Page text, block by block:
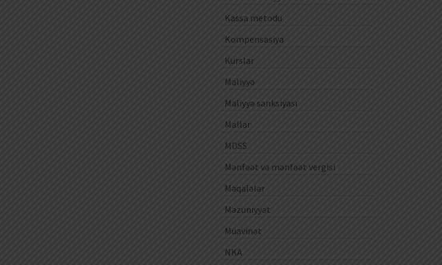
Kassa metodu
Kompensasiya
Kurslar
Maliyyə
Maliyyə sanksiyası
Mallar
MDSS
Mənfəət və mənfəət vergisi
Məqalələr
Məzuniyyət
Müavinət
NKA